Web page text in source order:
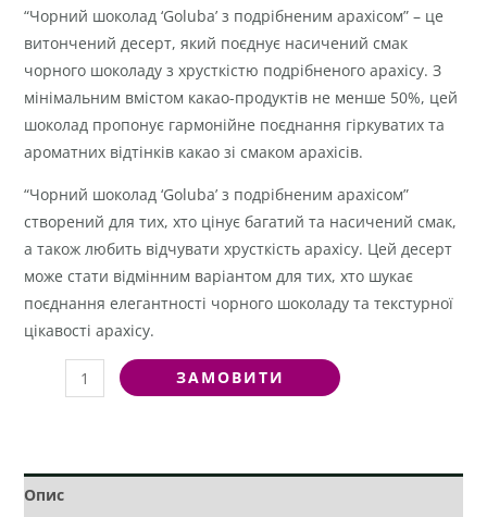
“Чорний шоколад ‘Goluba’ з подрібненим арахісом” – це
витончений десерт, який поєднує насичений смак
чорного шоколаду з хрусткістю подрібненого арахісу. З
мінімальним вмістом какао-продуктів не менше 50%, цей
шоколад пропонує гармонійне поєднання гіркуватих та
ароматних відтінків какао зі смаком арахісів.
“Чорний шоколад ‘Goluba’ з подрібненим арахісом”
створений для тих, хто цінує багатий та насичений смак,
а також любить відчувати хрусткість арахісу. Цей десерт
може стати відмінним варіантом для тих, хто шукає
поєднання елегантності чорного шоколаду та текстурної
цікавості арахісу.
ЗАМОВИТИ
Опис